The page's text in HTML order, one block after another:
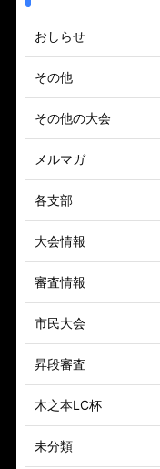
おしらせ
その他
その他の大会
メルマガ
各支部
大会情報
審査情報
市民大会
昇段審査
木之本LC杯
未分類